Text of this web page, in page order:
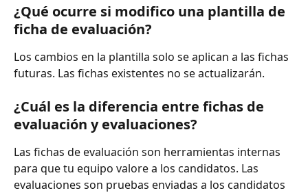
¿Qué ocurre si modifico una plantilla de
ficha de evaluación?
Los cambios en la plantilla solo se aplican a las fichas
futuras. Las fichas existentes no se actualizarán.
¿Cuál es la diferencia entre fichas de
evaluación y evaluaciones?
Las fichas de evaluación son herramientas internas
para que tu equipo valore a los candidatos. Las
evaluaciones son pruebas enviadas a los candidatos